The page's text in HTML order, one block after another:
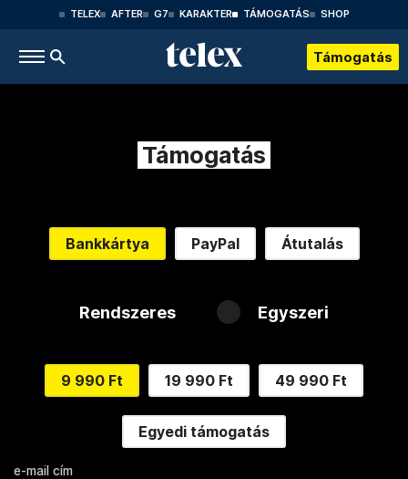
TELEX AFTER G7 KARAKTER TÁMOGATÁS SHOP
Támogatás
Támogatás
Bankkártya PayPal Átutalás
Rendszeres Egyszeri
9 990 Ft 19 990 Ft 49 990 Ft
Egyedi támogatás
e-mail cím